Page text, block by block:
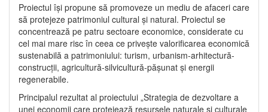
Proiectul își propune să promoveze un mediu de afaceri care
să protejeze patrimoniul cultural și natural. Proiectul se
concentrează pe patru sectoare economice, considerate cu
cel mai mare risc în ceea ce privește valorificarea economică
sustenabilă a patrimoniului: turism, urbanism-arhitectură-
construcții, agricultură-silvicultură-pășunat și energii
regenerabile.
Principalul rezultat al proiectului „Strategia de dezvoltare a
unei economii care protejează resursele naturale și culturale